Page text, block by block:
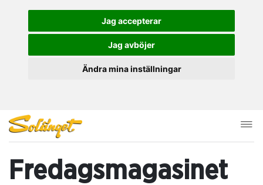
Jag accepterar
Jag avböjer
Ändra mina inställningar
Fredagsmagasinet